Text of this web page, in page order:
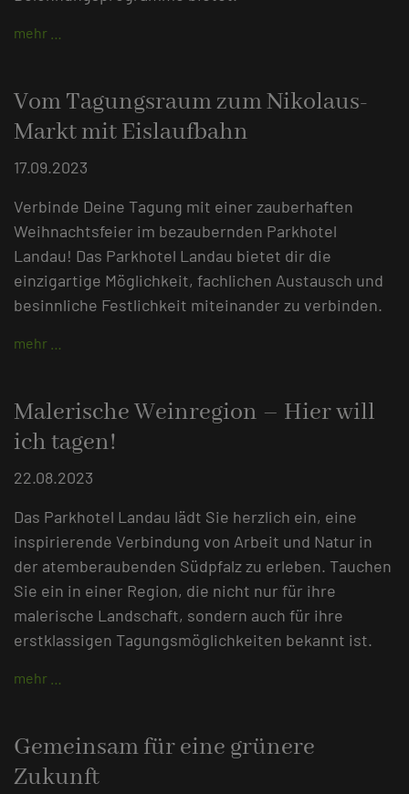
mehr …
Vom Tagungsraum zum Nikolaus-
Markt mit Eislaufbahn
17.09.2023
Verbinde Deine Tagung mit einer zauberhaften
Weihnachtsfeier im bezaubernden Parkhotel
Landau! Das Parkhotel Landau bietet dir die
einzigartige Möglichkeit, fachlichen Austausch und
besinnliche Festlichkeit miteinander zu verbinden.
mehr …
Malerische Weinregion – Hier will
ich tagen!
22.08.2023
Das Parkhotel Landau lädt Sie herzlich ein, eine
inspirierende Verbindung von Arbeit und Natur in
der atemberaubenden Südpfalz zu erleben. Tauchen
Sie ein in einer Region, die nicht nur für ihre
malerische Landschaft, sondern auch für ihre
erstklassigen Tagungsmöglichkeiten bekannt ist.
mehr …
Gemeinsam für eine grünere
Zukunft